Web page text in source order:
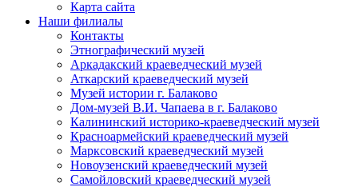
Карта сайта
Наши филиалы
Контакты
Этнографический музей
Аркадакский краеведческий музей
Аткарский краеведческий музей
Музей истории г. Балаково
Дом-музей В.И. Чапаева в г. Балаково
Калининский историко-краеведческий музей
Красноармейский краеведческий музей
Марксовский краеведческий музей
Новоузенский краеведческий музей
Самойловский краеведческий музей